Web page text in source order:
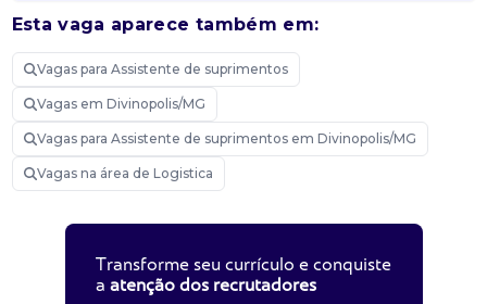
Esta vaga aparece também em:
Vagas para Assistente de suprimentos
Vagas em Divinopolis/MG
Vagas para Assistente de suprimentos em Divinopolis/MG
Vagas na área de Logistica
Transforme seu currículo e conquiste
a atenção dos recrutadores